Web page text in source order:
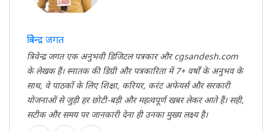
त्रिवेन्द्र जगत
त्रिवेन्द्र जगत एक अनुभवी डिजिटल पत्रकार और cgsandesh.com
के लेखक हैं। स्नातक की डिग्री और पत्रकारिता में 7+ वर्षों के अनुभव के
साथ, वे पाठकों के लिए शिक्षा, करियर, करंट अफेयर्स और सरकारी
योजनाओं से जुड़ी हर छोटी-बड़ी और महत्वपूर्ण खबर लेकर आते हैं। सही,
सटीक और समय पर जानकारी देना ही उनका मुख्य लक्ष्य है।